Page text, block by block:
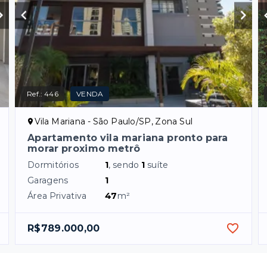
Ref.:446 VENDA
Vila Mariana - São Paulo/SP, Zona Sul
Apartamento vila mariana pronto para
morar proximo metrô
Dormitórios 1, sendo 1 suíte
Garagens
1
Área Privativa
47m²
R$789.000,00